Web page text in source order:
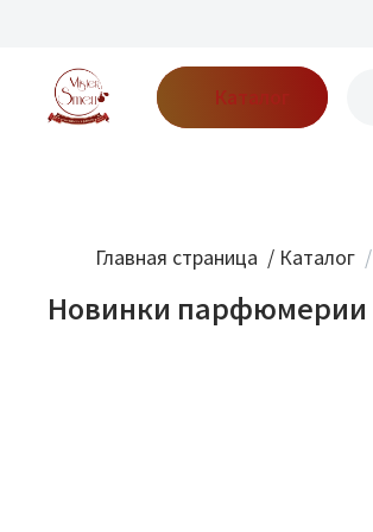
Каталог
Главная страница / Каталог /
Новинки парфюмерии